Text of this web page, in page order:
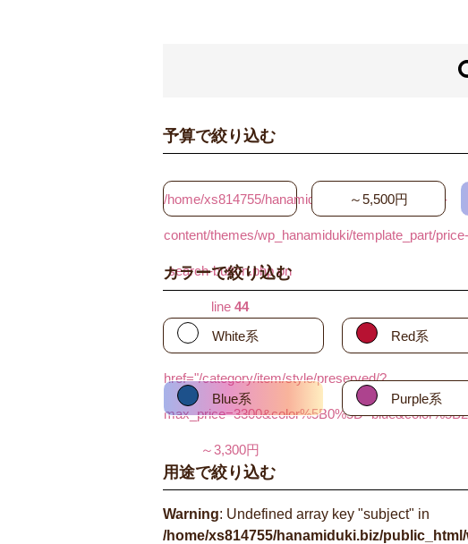
予算で絞り込む
/home/xs814755/hanamiduki.biz/public_html/wp-
content/themes/wp_hanamiduki/template_part/price-
search-button.php on
line 44
"
href="/category/item/style/preserved/?
～3,300円
～5,500円
カラーで絞り込む
White系 Red系
Blue系 Purple系
用途で絞り込む
Warning: Undefined array key "subject" in
/home/xs814755/hanamiduki.biz/